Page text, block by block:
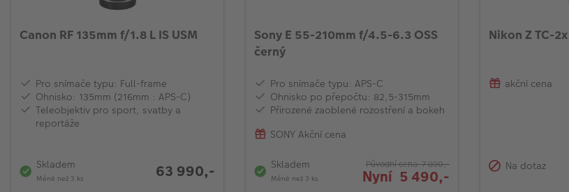
Canon RF 135mm f/1.8 L IS USM
Pro snímače typu: Full-frame
Ohnisko: 135mm (216mm : APS-C)
Teleobjektiv pro sport, svatby a
reportáže
Skladem
Méně než 3 ks 63 990,-
Sony E 55-210mm f/4.5-6.3 OSS
černý
Pro snímače typu: APS-C
Ohnisko po přepočtu: 82,5-315mm
Přirozené zaoblené rozostření a bokeh
SONY Akční cena
Skladem
Méně než 3 ks
Původní cena 7 890,-
Nyní 5 490,-
Nikon Z TC-
akční cena
Na dotaz